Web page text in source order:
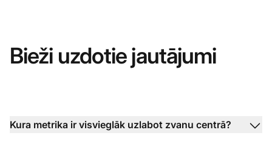
Bieži uzdotie jautājumi
Kura metrika ir visvieglāk uzlabot zvanu centrā?